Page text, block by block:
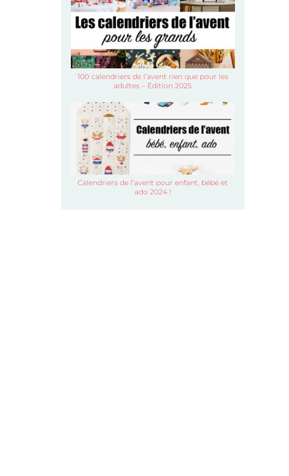
100 calendriers de l’avent rien que pour les
adultes – Édition 2025
Calendriers de l’avent pour enfant, bébé et
ado 2024 !